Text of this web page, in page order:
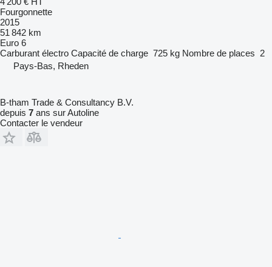
Fourgonnette
2015
51 842 km
Euro 6
Carburant électro Capacité de charge 725 kg Nombre de places 2
Pays-Bas, Rheden
B-tham Trade & Consultancy B.V.
depuis 7 ans sur Autoline
Contacter le vendeur